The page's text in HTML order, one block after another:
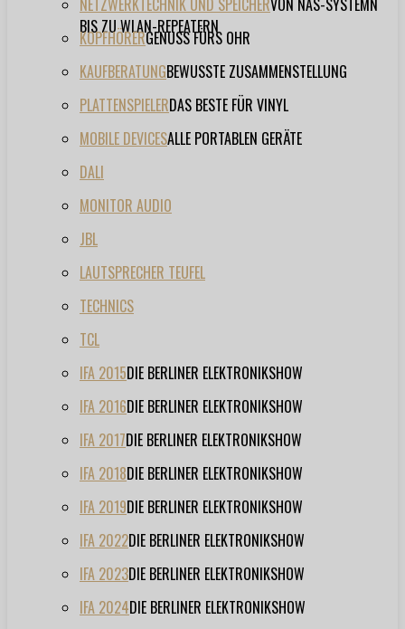
NETZWERKTECHNIK UND SPEICHERVON NAS-SYSTEMN
BIS ZU WLAN-REPEATERN
KOPFHÖRERGENUSS FÜRS OHR
KAUFBERATUNGBEWUSSTE ZUSAMMENSTELLUNG
PLATTENSPIELERDAS BESTE FÜR VINYL
MOBILE DEVICESALLE PORTABLEN GERÄTE
DALI
MONITOR AUDIO
JBL
LAUTSPRECHER TEUFEL
TECHNICS
TCL
IFA 2015DIE BERLINER ELEKTRONIKSHOW
IFA 2016DIE BERLINER ELEKTRONIKSHOW
IFA 2017DIE BERLINER ELEKTRONIKSHOW
IFA 2018DIE BERLINER ELEKTRONIKSHOW
IFA 2019DIE BERLINER ELEKTRONIKSHOW
IFA 2022DIE BERLINER ELEKTRONIKSHOW
IFA 2023DIE BERLINER ELEKTRONIKSHOW
IFA 2024DIE BERLINER ELEKTRONIKSHOW